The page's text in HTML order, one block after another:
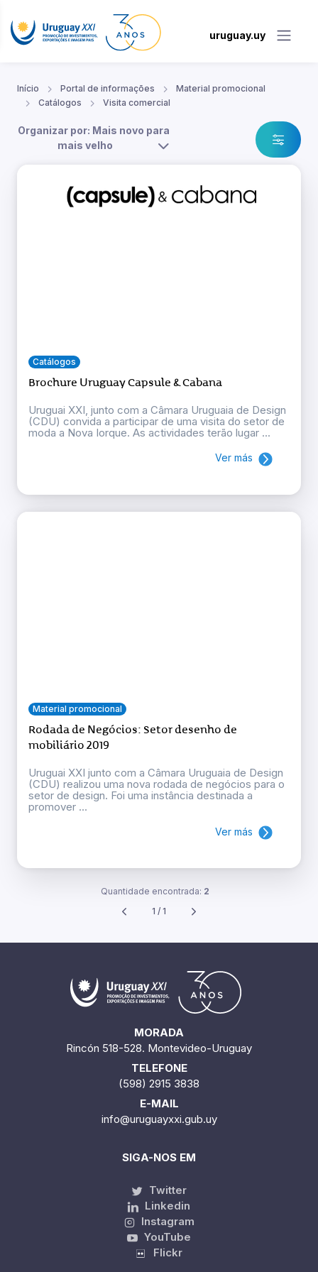
uruguay.uy
Início Portal de informações
Material promocional
Catálogos
Visita comercial
Organizar por: Mais novo para
mais velho
Catálogos
Brochure Uruguay Capsule & Cabana
Uruguai XXI, junto com a Câmara Uruguaia de Design
(CDU) convida a participar de uma visita do setor de
moda a Nova Iorque. As actividades terão lugar ...
Ver más
Material promocional
Rodada de Negócios: Setor desenho de
mobiliário 2019
Uruguai XXI junto com a Câmara Uruguaia de Design
(CDU) realizou uma nova rodada de negócios para o
setor de design. Foi uma instância destinada a
promover ...
Ver más
Quantidade encontrada: 2
1 / 1
MORADA
Rincón 518-528. Montevideo-Uruguay
TELEFONE
(598) 2915 3838
E-MAIL
info@uruguayxxi.gub.uy
SIGA-NOS EM
Twitter
Linkedin
Instagram
YouTube
Flickr